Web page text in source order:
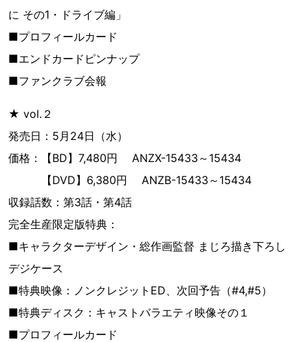
に その1・ドライブ編」
■プロフィールカード
■エンドカードピンナップ
■ファンクラブ会報
★ vol.２
発売日：5月24日（水）
価格：【BD】7,480円 ANZX-15433～15434
【DVD】6,380円 ANZB-15433～15434
収録話数：第3話・第4話
完全生産限定版特典：
■キャラクターデザイン・総作画監督 まじろ描き下ろし
デジケース
■特典映像：ノンクレジットED、次回予告（#4,#5）
■特典ディスク：キャストバラエティ映像その１
■プロフィールカード